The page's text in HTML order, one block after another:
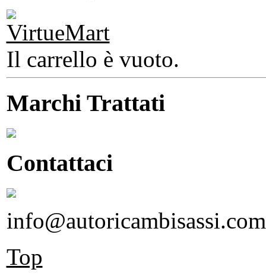
Il carrello è vuoto.
Marchi Trattati
Contattaci
info@autoricambisassi.com
Top